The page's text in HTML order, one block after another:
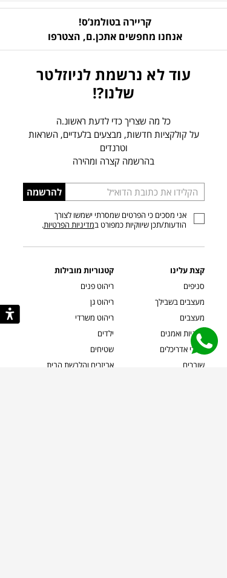
קריירה בטולמנ’ס!
אנחנו מחפשים אתכן.ם, הצטרפו
עוד לא נרשמת לניוזלטר
שלנו?!
כל מה שצריך כדי לדעת ראשונ.ה
על קולקציות חדשות, מבצעים בלעדיים, השראות
וטרנדים
בהרשמה קצרה ומהירה
הכניסו
כתובת
דוא”ל
להרשמה
אני מסכים כי הפרטים שמסרתי ישמשו לצורך
הודעות/תכן שיווקיות כמפורט במדיניות הפרטיות.
קצת עלינו
סניפים
מעצבים בשבילך
מעצבים
אמניות ואמנים
קשרי אדריכלים
שוברים
קטגוריות מובילות
ריהוט פנים
ריהוט גן
ריהוט משרדי
ילדים
שטיחים
אביזרים והלבשת הבית